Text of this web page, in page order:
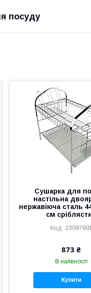
посуду
Сушарка для
настільна
нержавіюча сталь
см
873 ₴
В наявності
Купити